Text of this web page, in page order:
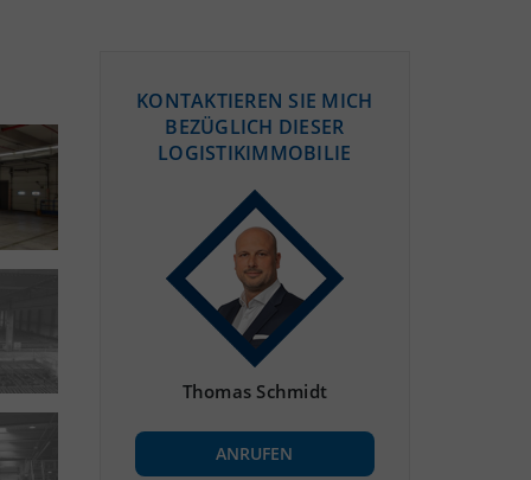
KONTAKTIEREN SIE MICH
BEZÜGLICH DIESER
LOGISTIKIMMOBILIE
Thomas Schmidt
ANRUFEN